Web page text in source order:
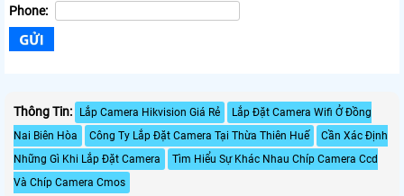
Phone:
Thông Tin: Lắp Camera Hikvision Giá Rẻ
Lắp Đặt Camera Wifi Ở Đồng
Nai Biên Hòa
Công Ty Lắp Đặt Camera Tại Thừa Thiên Huế
Cần Xác Định
Những Gì Khi Lắp Đặt Camera
Tìm Hiểu Sự Khác Nhau Chíp Camera Ccd
Và Chíp Camera Cmos